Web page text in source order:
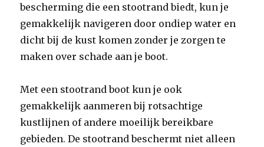
bescherming die een stootrand biedt, kun je
gemakkelijk navigeren door ondiep water en
dicht bij de kust komen zonder je zorgen te
maken over schade aan je boot.
Met een stootrand boot kun je ook
gemakkelijk aanmeren bij rotsachtige
kustlijnen of andere moeilijk bereikbare
gebieden. De stootrand beschermt niet alleen